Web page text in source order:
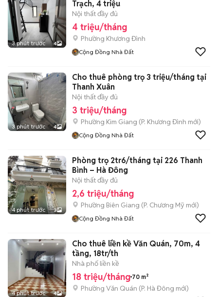
3 phút trước 4
Trạch, 4 triệu
Nội thất đầy đủ
4 triệu/tháng
Phường Khương Đình
Cộng Đồng Nhà Đất
3 phút trước 4
Cho thuê phòng trọ 3 triệu/tháng tại
Thanh Xuân
Nội thất đầy đủ
3 triệu/tháng
Phường Kim Giang (P. Khương Đình mới)
Cộng Đồng Nhà Đất
4 phút trước 3
Phòng trọ 2tr6/tháng tại 226 Thanh
Bình – Hà Đông
Nội thất đầy đủ
2,6 triệu/tháng
Phường Biên Giang (P. Chương Mỹ mới)
Cộng Đồng Nhà Đất
4 phút trước 4
Cho thuê liền kề Văn Quán, 70m, 4
tầng, 18tr/th
Nhà phố liền kề
18 triệu/tháng 70 m²
Phường Văn Quán (P. Hà Đông mới)